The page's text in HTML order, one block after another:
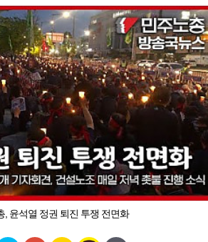
, 윤석열 정권 퇴진 투쟁 전면화